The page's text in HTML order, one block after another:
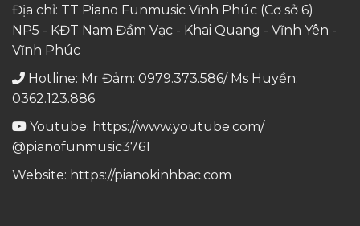
Địa chỉ: TT Piano Funmusic Vĩnh Phúc (Cơ sở 6)
NP5 - KĐT Nam Đầm Vạc - Khai Quang - Vĩnh Yên -
Vĩnh Phúc
Hotline: Mr Đảm: 0979.373.586/ Ms Huyền:
0362.123.886
Youtube: https://www.youtube.com/
@pianofunmusic3761
Website: https://pianokinhbac.com